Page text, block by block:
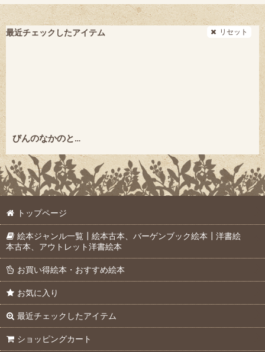
最近チェックしたアイテム リセット
びんのなかのともだち ★垣内磯子・松本春野★2014年初版本・絶版
トップページ
絵本ジャンル一覧┃絵本古本、バーゲンブック絵本┃洋書絵
本古本、アウトレット洋書絵本
お買い得絵本・おすすめ絵本
お気に入り
最近チェックしたアイテム
ショッピングカート